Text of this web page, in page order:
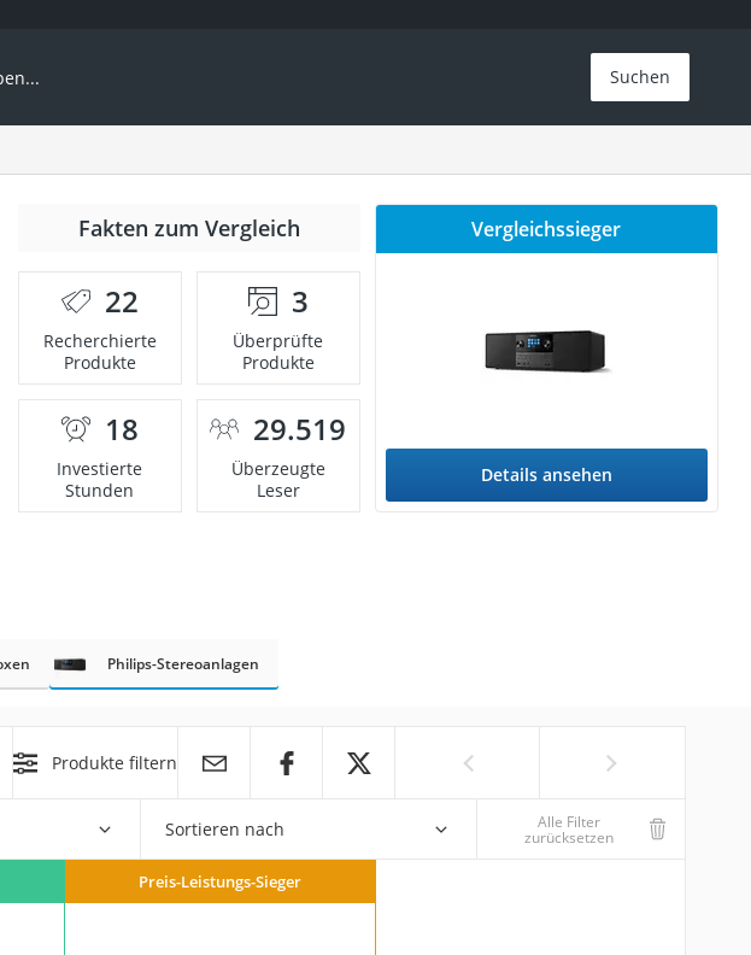
Suchen
Fakten zum Vergleich
22
Recherchierte
Produkte
3
Überprüfte
Produkte
18
Investierte
Stunden
29.519
Überzeugte
Leser
Vergleichssieger
Details ansehen
Philips-Stereoanlagen
Produkte filtern
Sortieren nach Alle Filter
zurücksetzen
Preis-Leistungs-Sieger